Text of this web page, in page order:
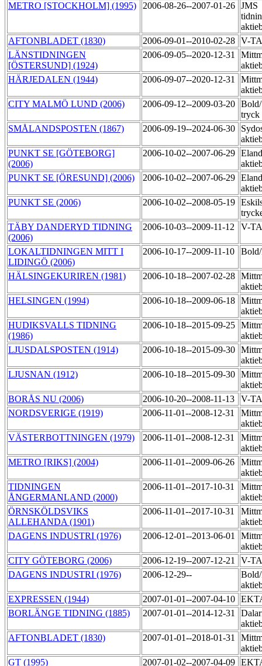
METRO [STOCKHOLM] (1995)
2006-08-26--2007-01-26 JMS
AFTONBLADET (1830)
2006-09-01--2010-02-28 V-
LÄNSTIDNINGEN
[ÖSTERSUND] (1924)
2006-09-05--2020-12-31
HÄRJEDALEN (1944)
2006-09-07--2020-12-31
CITY MALMÖ LUND (2006)
2006-09-12--2009-03-20 Bold/
tryck
SMÅLANDSPOSTEN (1867)
2006-09-19--2024-06-30
PUNKT SE [GÖTEBORG]
(2006)
2006-10-02--2007-06-29
PUNKT SE [ÖRESUND] (2006)
2006-10-02--2007-06-29
PUNKT SE (2006)
2006-10-02--2008-05-19
TÄBY DANDERYD TIDNING
(2006)
2006-10-03--2009-11-12 V-
LOKALTIDNINGEN MITT I
LIDINGÖ (2006)
2006-10-17--2009-11-10
HÄLSINGEKURIREN (1981) 2006-10-18--2007-02-28
HELSINGEN (1994)
2006-10-18--2009-06-18
HUDIKSVALLS TIDNING
(1986)
2006-10-18--2015-09-25
LJUSDALSPOSTEN (1914)
2006-10-18--2015-09-30
LJUSNAN (1912)
2006-10-18--2015-09-30
BORÅS NU (2006)
2006-10-20--2008-11-13
V-
NORDSVERIGE (1919)
2006-11-01--2008-12-31
VÄSTERBOTTNINGEN (1979)
2006-11-01--2008-12-31
METRO [RIKS] (2004)
2006-11-01--2009-06-26
TIDNINGEN
ÅNGERMANLAND (2000)
2006-11-01--2017-10-31
ÖRNSKÖLDSVIKS
ALLEHANDA (1901)
2006-11-01--2017-10-31
DAGENS INDUSTRI (1976)
2006-12-01--2013-06-01
CITY GÖTEBORG (2006)
2006-12-19--2007-12-21
V-
DAGENS INDUSTRI (1976)
2006-12-29--
EXPRESSEN (1944)
2007-01-01--2007-04-10
BORLÄNGE TIDNING (1885)
2007-01-01--2014-12-31
AFTONBLADET (1830)
2007-01-01--2018-01-31
GT (1995)
2007-01-02--2007-04-09